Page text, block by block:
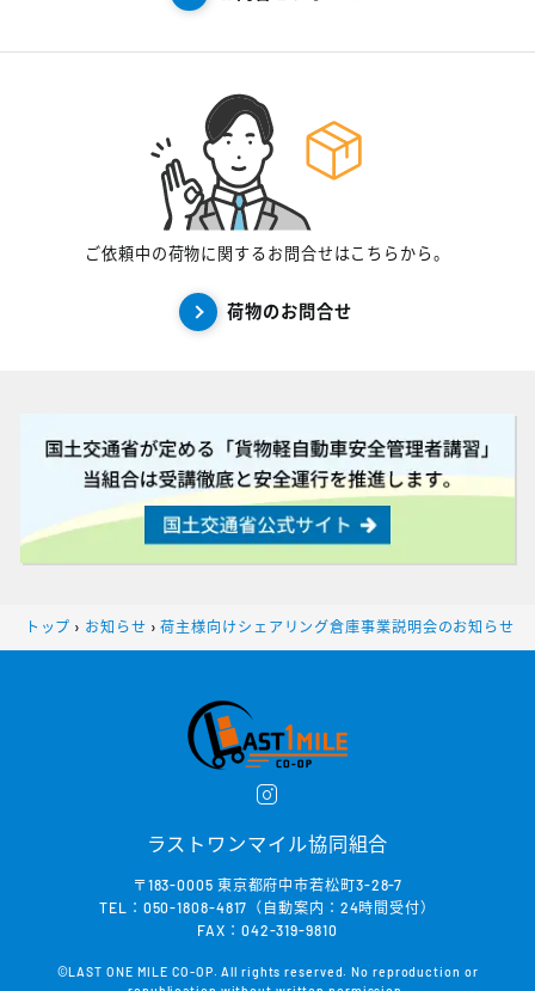
ご依頼中の荷物に関するお問合せはこちらから。
荷物のお問合せ
トップ › お知らせ ›荷主様向けシェアリング倉庫事業説明会のお知らせ
ラストワンマイル協同組合
〒183-0005 東京都府中市若松町3-28-7
TEL：050-1808-4817（自動案内：24時間受付）
FAX：042-319-9810
©LAST ONE MILE CO-OP. All rights reserved. No reproduction or